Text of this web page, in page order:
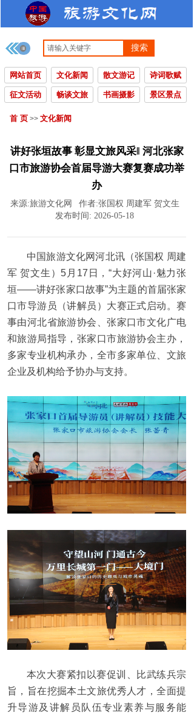
搜索
网站首页 文化新闻 散文游记 诗词歌赋
征文活动 畅谈文旅 书画摄影 景区景点
首 页 >> 文化新闻
讲好张垣故事 彰显文旅风采‖ 河北张家
口市旅游协会首届导游大赛复赛成功举
办
来源:旅游文化网 作者:张国权 周建军 贺文生
发布时间: 2026-05-18
中国旅游文化网河北讯（张国权 周建
军 贺文生）5月17日，“大好河山·魅力张
垣——讲好张家口故事”为主题的首届张家
口市导游员（讲解员）大赛正式启动。赛
事由河北省旅游协会、张家口市文化广电
和旅游局指导，张家口市旅游协会主办，
多家专业机构承办，全市多家单位、文旅
企业及机构给予协办与支持。
本次大赛紧扣以赛促训、比武练兵宗
旨，旨在挖掘本土文旅优秀人才，全面提
升导游及讲解员队伍专业素养与服务能